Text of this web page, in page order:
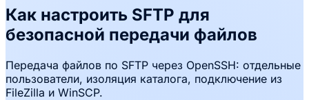
Как настроить SFTP для
безопасной передачи файлов
Передача файлов по SFTP через OpenSSH: отдельные
пользователи, изоляция каталога, подключение из
FileZilla и WinSCP.